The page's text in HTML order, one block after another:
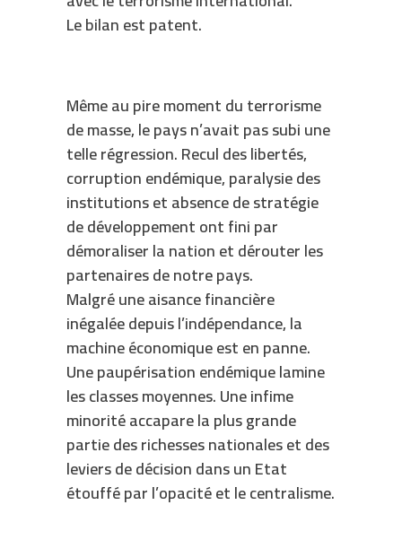
Le bilan est patent.
Même au pire moment du terrorisme
de masse, le pays n’avait pas subi une
telle régression. Recul des libertés,
corruption endémique, paralysie des
institutions et absence de stratégie
de développement ont fini par
démoraliser la nation et dérouter les
partenaires de notre pays.
Malgré une aisance financière
inégalée depuis l’indépendance, la
machine économique est en panne.
Une paupérisation endémique lamine
les classes moyennes. Une infime
minorité accapare la plus grande
partie des richesses nationales et des
leviers de décision dans un Etat
étouffé par l’opacité et le centralisme.